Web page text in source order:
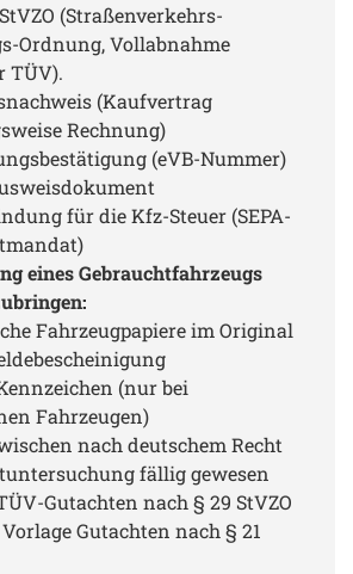
(Straßenverkehrs-
Ordnung, Vollabnahme
TÜV).
(Kaufvertrag
Rechnung)
(eVB-Nummer)
für die Kfz-Steuer (SEPA-
eines Gebrauchtfahrzeugs
Fahrzeugpapiere im Original
(nur bei
Fahrzeugen)
nach deutschem Recht
fällig gewesen
Gutachten nach § 29 StVZO
Gutachten nach § 21